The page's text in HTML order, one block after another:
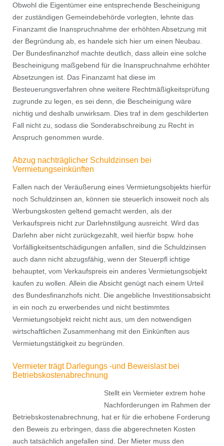
Obwohl die Eigentümer eine entsprechende Bescheinigung
der zuständigen Gemeindebehörde vorlegten, lehnte das
Finanzamt die Inanspruchnahme der erhöhten Absetzung mit
der Begründung ab, es handele sich hier um einen Neubau.
Der Bundesfinanzhof machte deutlich, dass allein eine solche
Bescheinigung maßgebend für die Inanspruchnahme erhöhter
Absetzungen ist. Das Finanzamt hat diese im
Besteuerungsverfahren ohne weitere Rechtmäßigkeitsprüfung
zugrunde zu legen, es sei denn, die Bescheinigung wäre
nichtig und deshalb unwirksam. Dies traf in dem geschilderten
Fall nicht zu, sodass die Sonderabschreibung zu Recht in
Anspruch genommen wurde.
Abzug nachträglicher Schuldzinsen bei
Vermietungseinkünften
Fallen nach der Veräußerung eines Vermietungsobjekts hierfür
noch Schuldzinsen an, können sie steuerlich insoweit noch als
Werbungskosten geltend gemacht werden, als der
Verkaufspreis nicht zur Darlehnstilgung ausreicht. Wird das
Darlehn aber nicht zurückgezahlt, weil hierfür bspw. hohe
Vorfälligkeitsentschädigungen anfallen, sind die Schuldzinsen
auch dann nicht abzugsfähig, wenn der Steuerpﬂ ichtige
behauptet, vom Verkaufspreis ein anderes Vermietungsobjekt
kaufen zu wollen. Allein die Absicht genügt nach einem Urteil
des Bundesfinanzhofs nicht. Die angebliche Investitionsabsicht
in ein noch zu erwerbendes und nicht bestimmtes
Vermietungsobjekt reicht nicht aus, um den notwendigen
wirtschaftlichen Zusammenhang mit den Einkünften aus
Vermietungstätigkeit zu begründen.
Vermieter trägt Darlegungs -und Beweislast bei
Betriebskostenabrechnung
Stellt ein Vermieter extrem hohe
Nachforderungen im Rahmen der
Betriebskostenabrechnung, hat er für die erhobene Forderung
den Beweis zu erbringen, dass die abgerechneten Kosten
auch tatsächlich angefallen sind. Der Mieter muss den